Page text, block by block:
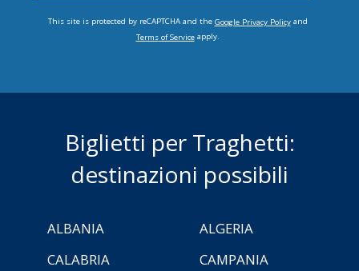
This site is protected by reCAPTCHA and the Google Privacy Policyand
Terms of Serviceapply.
Biglietti per Traghetti:
destinazioni possibili
ALBANIA
ALGERIA
CALABRIA
CAMPANIA